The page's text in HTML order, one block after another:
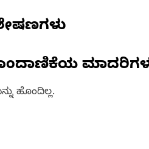
ಹೊಂದಿಲ್ಲ.